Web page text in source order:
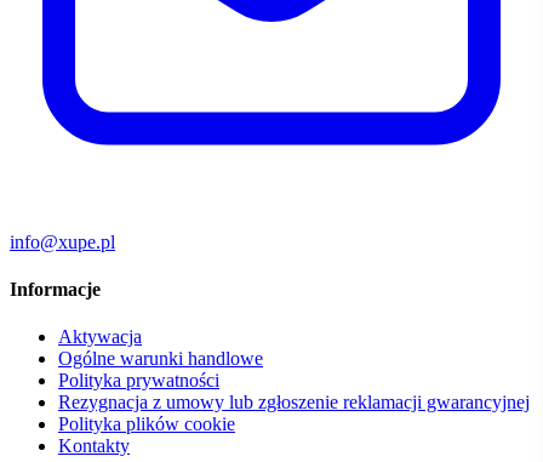
info@xupe.pl
Informacje
Aktywacja
Ogólne warunki handlowe
Polityka prywatności
Rezygnacja z umowy lub zgłoszenie reklamacji gwarancyjnej
Polityka plików cookie
Kontakty